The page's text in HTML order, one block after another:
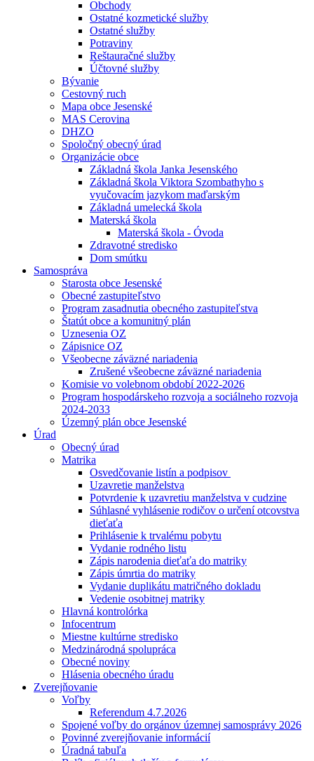
Obchody
Ostatné kozmetické služby
Ostatné služby
Potraviny
Reštauračné služby
Účtovné služby
Bývanie
Cestovný ruch
Mapa obce Jesenské
MAS Cerovina
DHZO
Spoločný obecný úrad
Organizácie obce
Základná škola Janka Jesenského
Základná škola Viktora Szombathyho s
vyučovacím jazykom maďarským
Základná umelecká škola
Materská škola
Materská škola - Óvoda
Zdravotné stredisko
Dom smútku
Samospráva
Starosta obce Jesenské
Obecné zastupiteľstvo
Program zasadnutia obecného zastupiteľstva
Štatút obce a komunitný plán
Uznesenia OZ
Zápisnice OZ
Všeobecne záväzné nariadenia
Zrušené všeobecne záväzné nariadenia
Komisie vo volebnom období 2022-2026
Program hospodárskeho rozvoja a sociálneho rozvoja
2024-2033
Územný plán obce Jesenské
Úrad
Obecný úrad
Matrika
Osvedčovanie listín a podpisov
Uzavretie manželstva
Potvrdenie k uzavretiu manželstva v cudzine
Súhlasné vyhlásenie rodičov o určení otcovstva
dieťaťa
Prihlásenie k trvalému pobytu
Vydanie rodného listu
Zápis narodenia dieťaťa do matriky
Zápis úmrtia do matriky
Vydanie duplikátu matričného dokladu
Vedenie osobitnej matriky
Hlavná kontrolórka
Infocentrum
Miestne kultúrne stredisko
Medzinárodná spolupráca
Obecné noviny
Hlásenia obecného úradu
Zverejňovanie
Voľby
Referendum 4.7.2026
Spojené voľby do orgánov územnej samosprávy 2026
Povinné zverejňovanie informácií
Úradná tabuľa